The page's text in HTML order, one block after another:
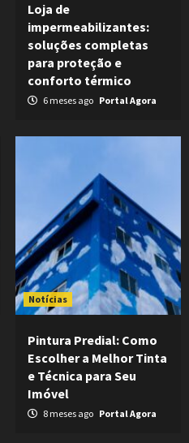
Loja de
impermeabilizantes:
soluções completas
para proteção e
conforto térmico
6 meses ago Portal Agora
Notícias
Pintura Predial: Como
Escolher a Melhor Tinta
e Técnica para Seu
Imóvel
8 meses ago Portal Agora